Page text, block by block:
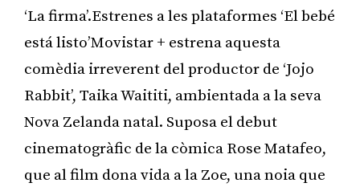
‘La firma’.Estrenes a les plataformes ‘El bebé
está listo’Movistar + estrena aquesta
comèdia irreverent del productor de ‘Jojo
Rabbit’, Taika Waititi, ambientada a la seva
Nova Zelanda natal. Suposa el debut
cinematogràfic de la còmica Rose Matafeo,
que al film dona vida a la Zoe, una noia que